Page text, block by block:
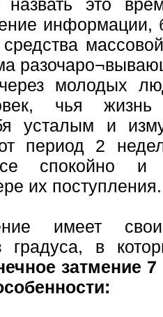
это
молодых
чья
усталым и
период 2
спокойно и
их поступления.
имеет
градуса, в
затмение